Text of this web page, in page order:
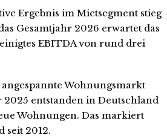
Ergebnis im Mietsegment stieg
Gesamtjahr 2026 erwartet das
EBITDA von rund drei
Wohnungsmarkt
2025 entstanden in Deutschland
Wohnungen. Das markiert
seit 2012.